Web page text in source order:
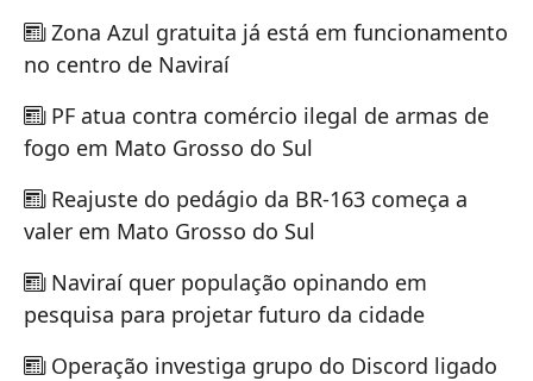
Zona Azul gratuita já está em funcionamento
no centro de Naviraí
PF atua contra comércio ilegal de armas de
fogo em Mato Grosso do Sul
Reajuste do pedágio da BR-163 começa a
valer em Mato Grosso do Sul
Naviraí quer população opinando em
pesquisa para projetar futuro da cidade
Operação investiga grupo do Discord ligado